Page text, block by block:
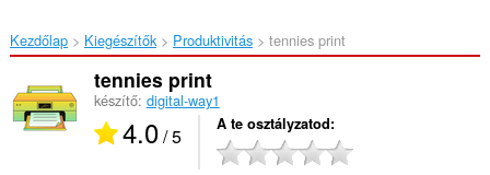
Kezdőlap Kiegészítők Produktivitás tennies print‎
tennies print
készítő: digital-way1
4.0/ 5 A te osztályzatod